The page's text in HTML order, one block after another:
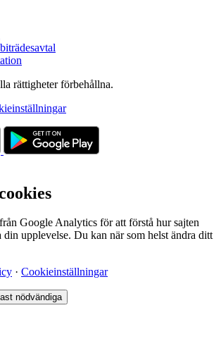
rättigheter förbehållna.
Google Analytics för att förstå hur sajten
din upplevelse. Du kan när som helst ändra ditt
· Cookieinställningar
nödvändiga